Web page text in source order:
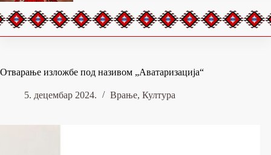
Отварање изложбе под називом „Аватаризација“
5. децембар 2024. Врање, Култура